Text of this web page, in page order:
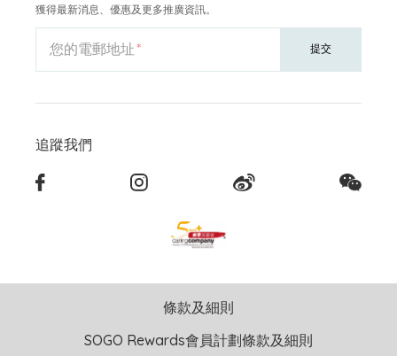
獲得最新消息、優惠及更多推廣資訊。
您的電郵地址 提交
追蹤我們
條款及細則
SOGO Rewards會員計劃條款及細則